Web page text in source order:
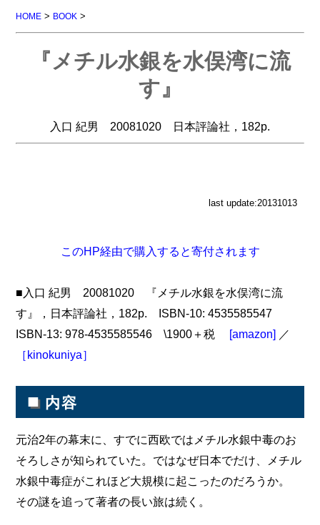
HOME > BOOK >
『メチル水銀を水俣湾に流
す』
入口 紀男 20081020 日本評論社，182p.
last update:20131013
このHP経由で購入すると寄付されます
■入口 紀男 20081020 『メチル水銀を水俣湾に流
す』，日本評論社，182p. ISBN-10: 4535585547
ISBN-13: 978-4535585546 \1900＋税 [amazon] ／
［kinokuniya］
■ 内容
元治2年の幕末に、すでに西欧ではメチル水銀中毒のお
そろしさが知られていた。ではなぜ日本でだけ、メチル
水銀中毒症がこれほど大規模に起こったのだろうか。
その謎を追って著者の長い旅は続く。